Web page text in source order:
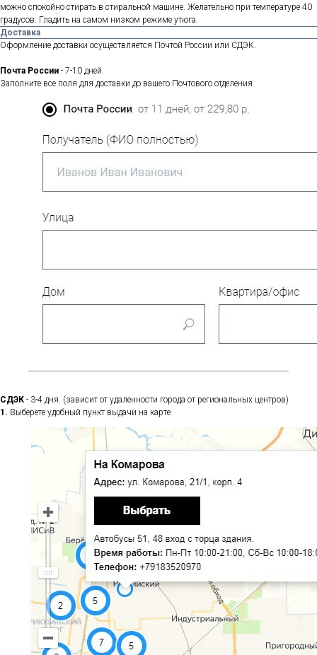
можно спокойно стирать в стиральной машине. Желательно при температуре 40
градусов. Гладить на самом низком режиме утюга.
Доставка
Оформление доставки осуществляется Почтой России или СДЭК.
Почта России - 7-10 дней.
Заполните все поля для доставки до вашего Почтового отделения
СДЭК - 3-4 дня. (зависит от удаленности города от региональных центров)
1. Выберете удобный пункт выдачи на карте.